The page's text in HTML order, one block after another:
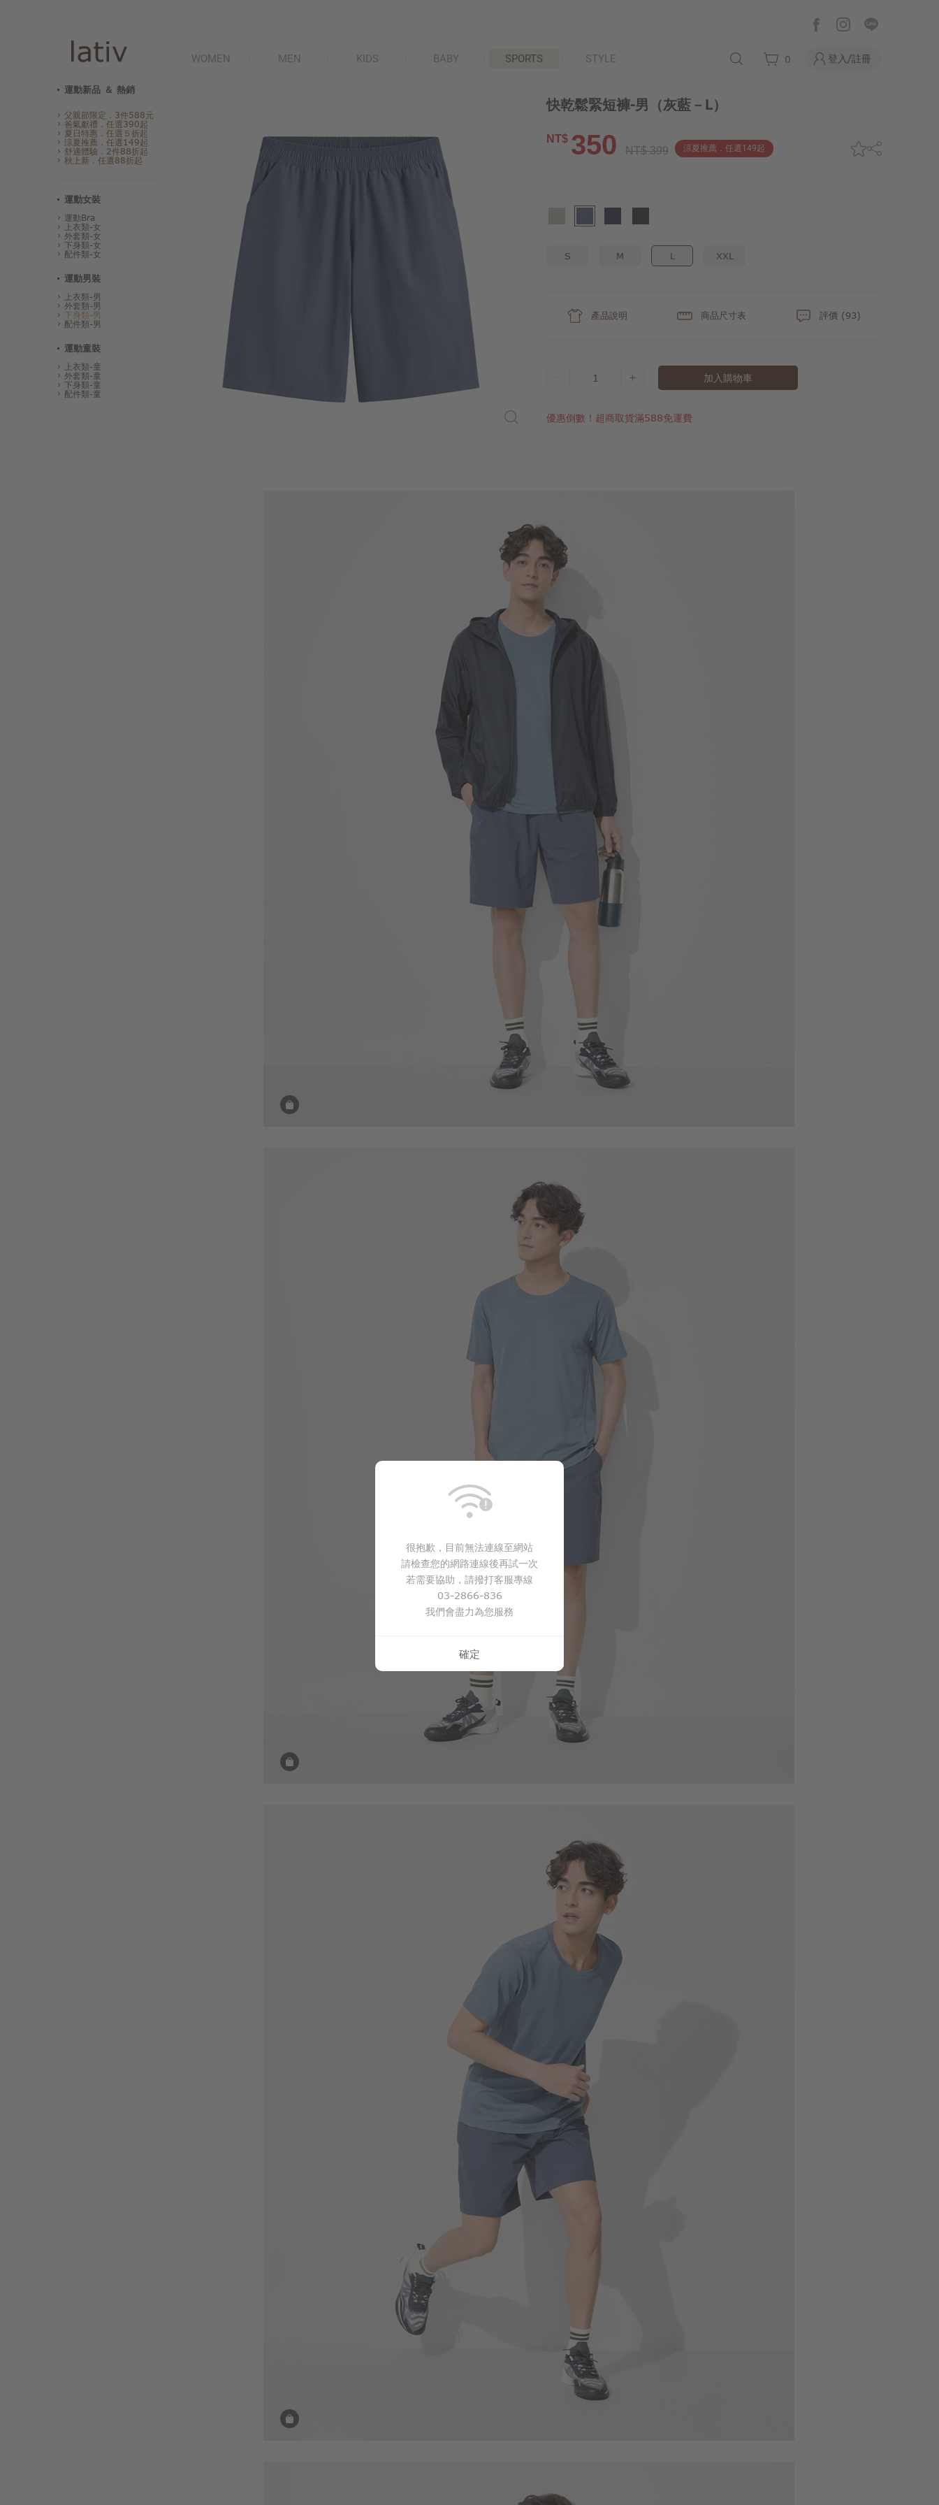
WOMEN MEN KIDS BABY SPORTS STYLE 0 登入/註冊
運動新品 ＆ 熱銷
父親節限定．3件588元
爸氣獻禮．任選390起
夏日特惠．任選５折起
涼夏推薦．任選149起
舒適體驗．2件88折起
秋上新．任選88折起
運動女裝
運動Bra
上衣類-女
外套類-女
下身類-女
配件類-女
運動男裝
上衣類-男
外套類-男
下身類-男
配件類-男
運動童裝
上衣類-童
外套類-童
下身類-童
配件類-童
快乾鬆緊短褲-男 （灰藍－L）
NT$ 350 NT$ 399 涼夏推薦．任選149起
S M L XXL
產品說明 商品尺寸表 評價 (93)
1 加入購物車
優惠倒數！超商取貨滿588免運費
$ 350 $ 399
$ 69
$ 69
$ $ 399
$ 69
很抱歉，目前無法連線至網站
請檢查您的網路連線後再試一次
若需要協助，請撥打客服專線
03-2866-836
我們會盡力為您服務
確定